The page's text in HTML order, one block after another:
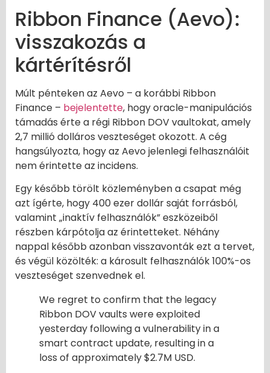
Ribbon Finance (Aevo):
visszakozás a
kártérítésről
Múlt pénteken az Aevo – a korábbi Ribbon
Finance – bejelentette, hogy oracle-manipulációs
támadás érte a régi Ribbon DOV vaultokat, amely
2,7 millió dolláros veszteséget okozott. A cég
hangsúlyozta, hogy az Aevo jelenlegi felhasználóit
nem érintette az incidens.
Egy később törölt közleményben a csapat még
azt ígérte, hogy 400 ezer dollár saját forrásból,
valamint „inaktív felhasználók” eszközeiből
részben kárpótolja az érintetteket. Néhány
nappal később azonban visszavonták ezt a tervet,
és végül közölték: a károsult felhasználók 100%-os
veszteséget szenvednek el.
We regret to confirm that the legacy
Ribbon DOV vaults were exploited
yesterday following a vulnerability in a
smart contract update, resulting in a
loss of approximately $2.7M USD.